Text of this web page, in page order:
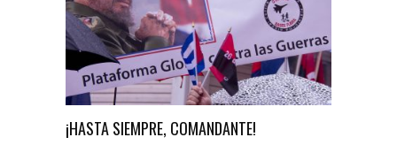
¡HASTA SIEMPRE, COMANDANTE!